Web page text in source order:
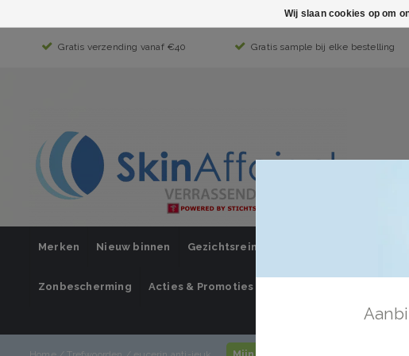
Gratis verzending vanaf €40 Gratis sample bij elke bestelling
Merken Nieuw binnen Gezichtsreiniging
Zonbescherming Acties & Promoties
Wij slaan cookies op om